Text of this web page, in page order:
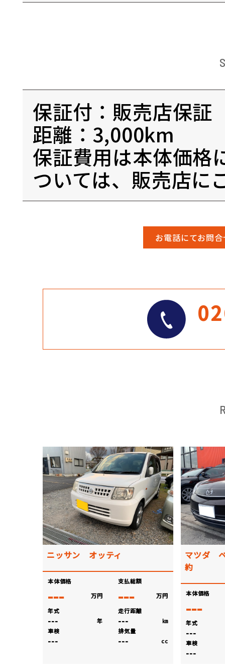
保証付：販売店保
距離：3,000km
保証費用は本体価格
ついては、販売店に
お電話にてお問
ニッサン オッティ
本体価格 支払総額
--- 万円 ---
万円
年式
走行距離
--- 年 ---
㎞
車検
排気量
--- --- cc
マツダ
約
本体価格
---
年式
---
車検
---